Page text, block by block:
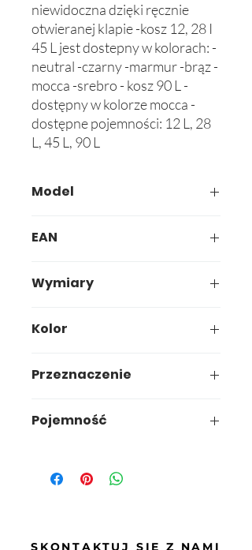
niewidoczna dzięki ręcznie
otwieranej klapie -kosz 12, 28 I
45 L jest dostepny w kolorach: -
neutral -czarny -marmur -brąz -
mocca -srebro - kosz 90 L -
dostępny w kolorze mocca -
dostępne pojemności: 12 L, 28
L, 45 L, 90 L
Model
EAN
Wymiary
Kolor
Przeznaczenie
Pojemność
SKONTAKTUJ SIĘ Z NAMI